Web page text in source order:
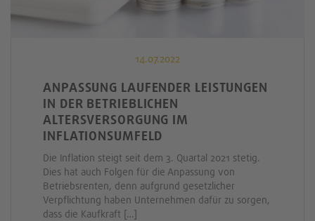
14.07.2022
ANPASSUNG LAUFENDER LEISTUNGEN
IN DER BETRIEBLICHEN
ALTERSVERSORGUNG IM
INFLATIONSUMFELD
Die Inflation steigt seit dem 3. Quartal 2021 stetig.
Dies hat auch Folgen für die Anpassung von
Betriebsrenten, denn aufgrund gesetzlicher
Verpflichtung haben Unternehmen dafür zu sorgen,
dass die Kaufkraft […]